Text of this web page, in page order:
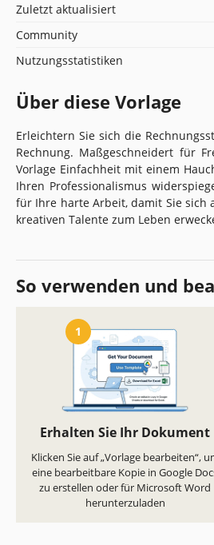
Zuletzt aktualisiert
Community
Nutzungsstatistiken
Über diese Vorlage
Erleichtern Sie sich die
Rechnung. Maßgeschneidert für
Vorlage Einfachheit mit einem
Ihren Professionalismus
für Ihre harte Arbeit, damit Sie sich
kreativen Talente zum Leben
So verwenden und
1
Erhalten Sie Ihr Dokument
Klicken Sie auf „Vorlage bearbeiten“,
eine bearbeitbare Kopie in Google
zu erstellen oder für Microsoft Word
herunterzuladen